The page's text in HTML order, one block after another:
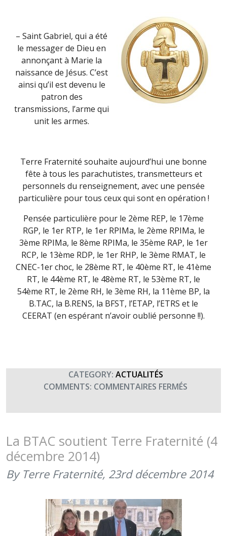
– Saint Gabriel, qui a été
le messager de Dieu en
annonçant à Marie la
naissance de Jésus. C’est
ainsi qu’il est devenu le
patron des
transmissions, l’arme qui
unit les armes.
Terre Fraternité souhaite aujourd’hui une bonne
fête à tous les parachutistes, transmetteurs et
personnels du renseignement, avec une pensée
particulière pour tous ceux qui sont en opération !
Pensée particulière pour le 2ème REP, le 17ème
RGP, le 1er RTP, le 1er RPIMa, le 2ème RPIMa, le
3ème RPIMa, le 8ème RPIMa, le 35ème RAP, le 1er
RCP, le 13ème RDP, le 1er RHP, le 3ème RMAT, le
CNEC-1er choc, le 28ème RT, le 40ème RT, le 41ème
RT, le 44ème RT, le 48ème RT, le 53ème RT, le
54ème RT, le 2ème RH, le 3ème RH, la 11ème BP, la
B.TAC, la B.RENS, la BFST, l’ETAP, l’ETRS et le
CEERAT (en espérant n’avoir oublié personne !!).
CATEGORY: ACTUALITÉS
COMMENTS: COMMENTAIRES FERMÉS
DES
–
DES
La BTAC soutient Terre Fraternité (4
décembre 2014)
By Terre Fraternité, 23rd décembre 2014